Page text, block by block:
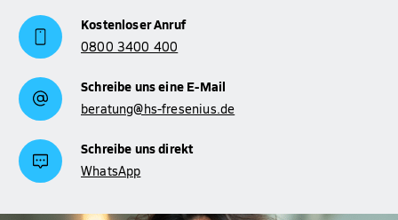
Kostenloser Anruf
0800 3400 400
Schreibe uns eine E-Mail
beratung@hs-fresenius.de
Schreibe uns direkt
WhatsApp